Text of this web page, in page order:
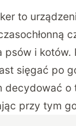
to
psów i kotów.
sięgać po
decydować
przy tym